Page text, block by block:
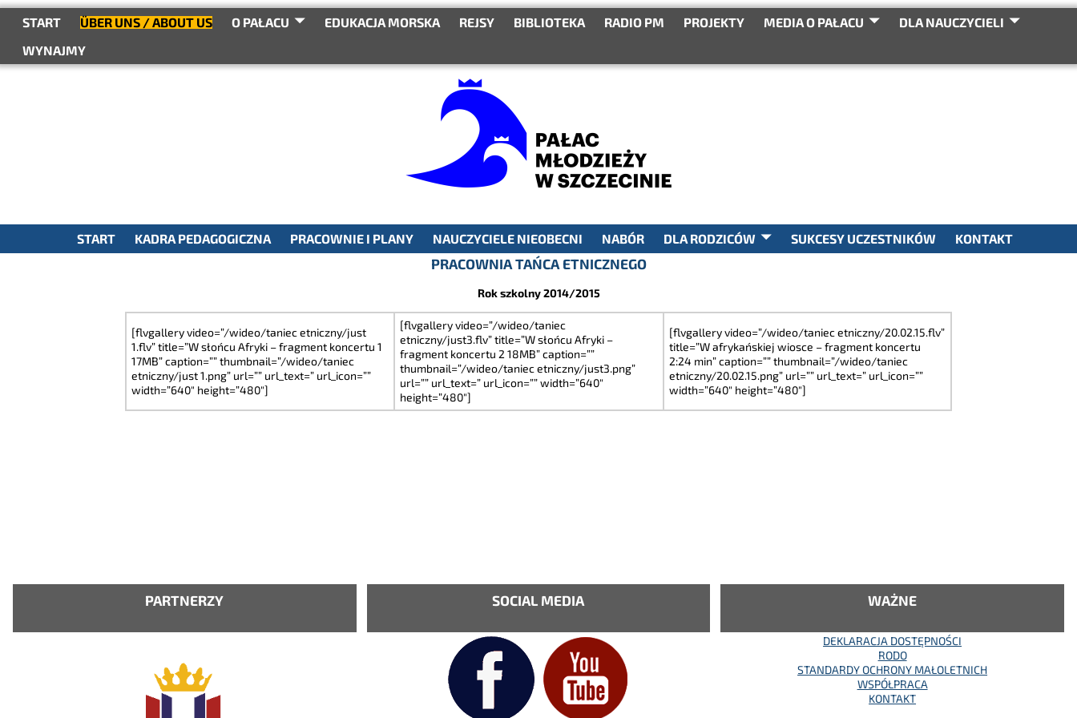
treściSTART ÜBER UNS / ABOUT US O PAŁACU EDUKACJA MORSKA REJSY BIBLIOTEKA RADIO PM PROJEKTY MEDIA O PAŁACU
DLA NAUCZYCIELI
WYNAJMY
SEARCH
START
KADRA PEDAGOGICZNA PRACOWNIE I PLANY NAUCZYCIELE NIEOBECNI NABÓR DLA RODZICÓW SUKCESY UCZESTNIKÓW KONTAKT
PRACOWNIA TAŃCA ETNICZNEGO
Rok szkolny 2014/2015
[flvgallery video=”/wideo/taniec etniczny/just
1.flv” title=”W słońcu Afryki – fragment koncertu 1
17MB” caption=”” thumbnail=”/wideo/taniec
etniczny/just 1.png” url=”” url_text=” url_icon=””
width=”640″ height=”480″]
[flvgallery video=”/wideo/taniec
etniczny/just3.flv” title=”W słońcu Afryki –
fragment koncertu 2 18MB” caption=””
thumbnail=”/wideo/taniec etniczny/just3.png”
url=”” url_text=” url_icon=”” width=”640″
height=”480″]
[flvgallery video=”/wideo/taniec etniczny/20.02.15.flv”
title=”W afrykańskiej wiosce – fragment koncertu
2:24 min” caption=”” thumbnail=”/wideo/taniec
etniczny/20.02.15.png” url=”” url_text=” url_icon=””
width=”640″ height=”480″]
PARTNERZY SOCIAL MEDIA WAŻNE
DEKLARACJA DOSTĘPNOŚCI
RODO
STANDARDY OCHRONY MAŁOLETNICH
WSPÓŁPRACA
KONTAKT